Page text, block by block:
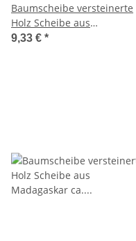
Baumscheibe versteinerte
Holz Scheibe aus
Madagaskar ca. 45 -55 mm
9,33 € *